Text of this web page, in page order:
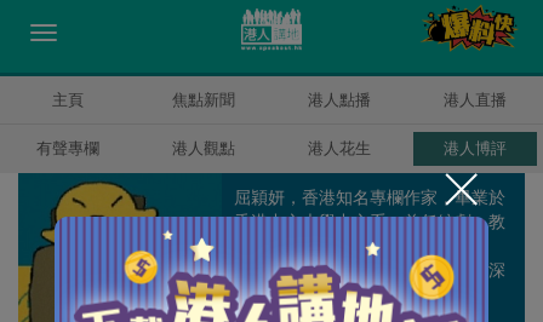
主頁 焦點新聞 港人點播 港人直播
有聲專欄 港人觀點 港人花生 港人博評
屈穎妍，香港知名專欄作家，畢業於
香港中文大學中文系，曾任編劇、教
師、記者、周刊副總編輯和雜誌顧
問，著有《怪獸家長》一書，文章深
受港爸港媽歡迎。